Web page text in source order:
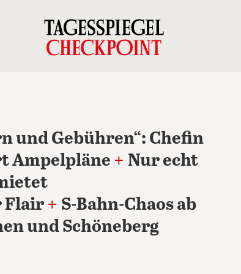
und Gebühren“: Chefin
Ampelpläne + Nur echt
Flair + S-Bahn-Chaos ab
und Schöneberg